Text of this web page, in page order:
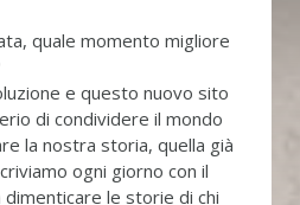
quale momento migliore
e questo nuovo sito
di condividere il mondo
la nostra storia, quella già
ogni giorno con il
le storie di chi